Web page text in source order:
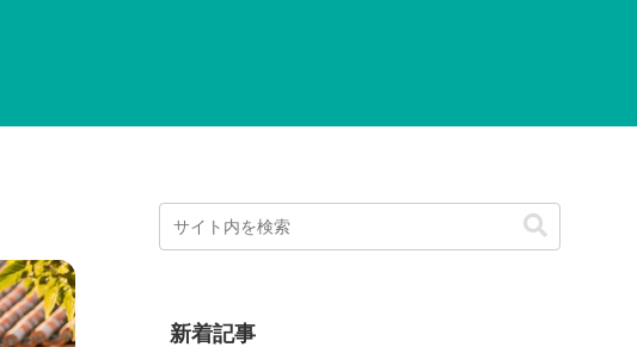
新着記事